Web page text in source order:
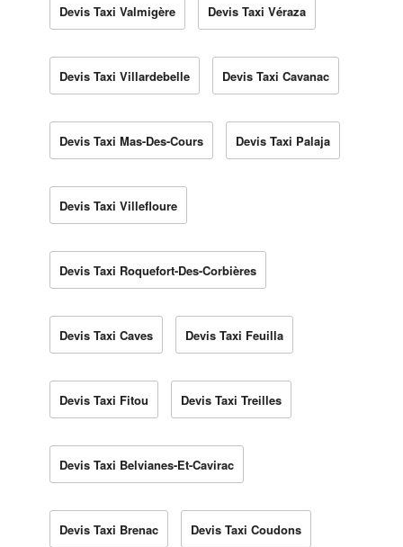
Devis Taxi Valmigère Devis Taxi Véraza
Devis Taxi Villardebelle Devis Taxi Cavanac
Devis Taxi Mas-Des-Cours Devis Taxi Palaja
Devis Taxi Villefloure
Devis Taxi Roquefort-Des-Corbières
Devis Taxi Caves Devis Taxi Feuilla
Devis Taxi Fitou Devis Taxi Treilles
Devis Taxi Belvianes-Et-Cavirac
Devis Taxi Brenac Devis Taxi Coudons